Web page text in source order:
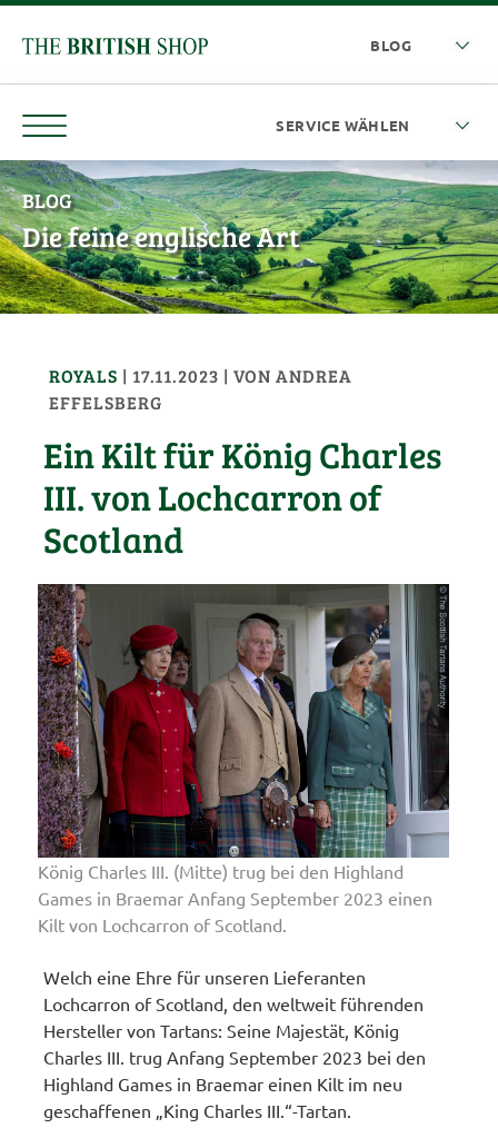
BLOG
Die feine englische Art
ROYALS | 17.11.2023 | VONANDREA
EFFELSBERG
Ein Kilt für König Charles
III. von Lochcarron of
Scotland
König Charles III. (Mitte) trug bei den Highland
Games in Braemar Anfang September 2023 einen
Kilt von Lochcarron of Scotland.
Welch eine Ehre für unseren Lieferanten
Lochcarron of Scotland, den weltweit führenden
Hersteller von Tartans: Seine Majestät, König
Charles III. trug Anfang September 2023 bei den
Highland Games in Braemar einen Kilt im neu
geschaffenen „King Charles III.“-Tartan.